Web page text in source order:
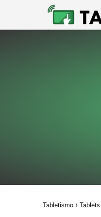
Tabletismo Tablets